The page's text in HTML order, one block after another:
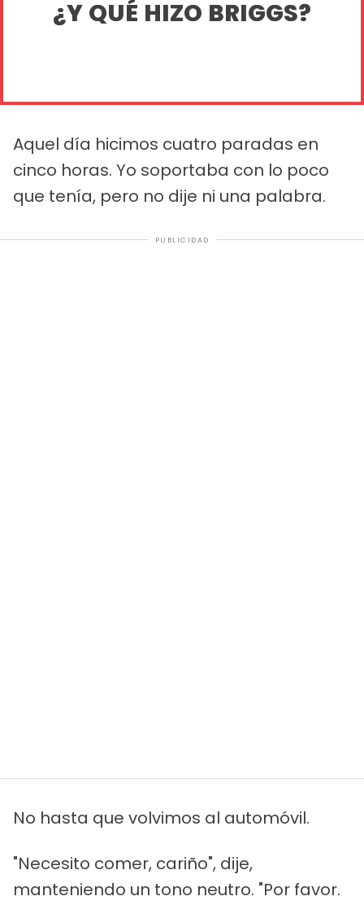
¿Y QUÉ HIZO BRIGGS?
Aquel día hicimos cuatro paradas en
cinco horas. Yo soportaba con lo poco
que tenía, pero no dije ni una palabra.
PUBLICIDAD
No hasta que volvimos al automóvil.
"Necesito comer, cariño", dije,
manteniendo un tono neutro. "Por favor.